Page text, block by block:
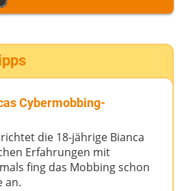
Cybermobbing-
die 18-jährige Bianca
Erfahrungen mit
fing das Mobbing schon
an.